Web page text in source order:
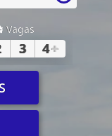
Vagas
3 4+